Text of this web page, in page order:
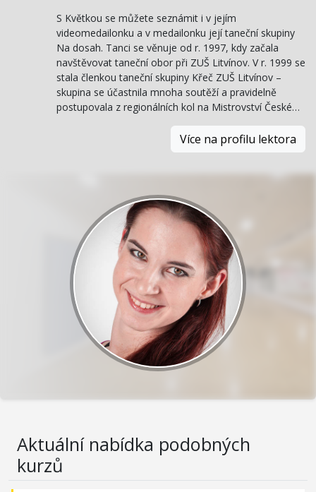
S Květkou se můžete seznámit i v jejím
videomedailonku a v medailonku její taneční skupiny
Na dosah. Tanci se věnuje od r. 1997, kdy začala
navštěvovat taneční obor při ZUŠ Litvínov. V r. 1999 se
stala členkou taneční skupiny Křeč ZUŠ Litvínov –
skupina se účastnila mnoha soutěží a pravidelně
postupovala z regionálních kol na Mistrovství České…
Více na profilu lektora
Aktuální nabídka podobných
kurzů